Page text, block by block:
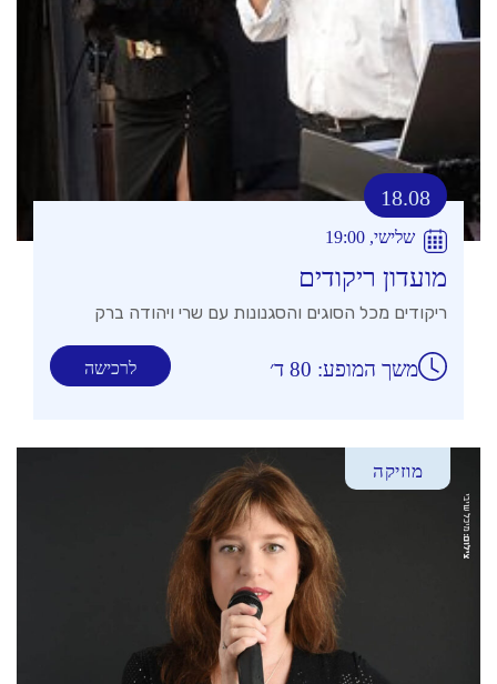
18.08
שלישי, 19:00
מועדון ריקודים
ריקודים מכל הסוגים והסגנונות עם שרי ויהודה ברק
לרכישה משך המופע: 80 ד׳
מוזיקה